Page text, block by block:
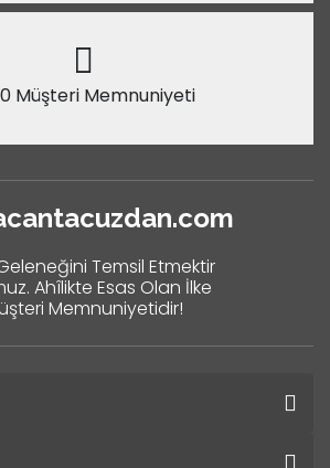
Müşteri Memnuniyeti
Temsil Etmektir
Ahîlikte Esas Olan İlke
Memnuniyetidir!